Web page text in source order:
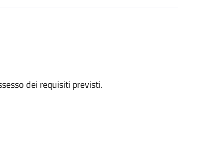
dei requisiti previsti.